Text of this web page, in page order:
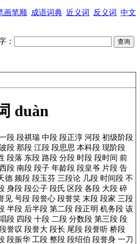
画笔顺 成语词典 近义词 反义词 中文
：
duàn
段 段祺瑞 中段 段正淳 河段 初级阶段
段 那段 江段 段思思 本科段 现阶段
段落 东段 路段 分段 时段 段时间 前
段 南段 段子 年龄段 段皇爷 片段 告
德 频段 段玉芬 三段论 几段 时间段 不
身段 段公子 段氏 区段 各段 大段 碎
见 号段 段誉心 段誉笑 末段 段家 三段
半段 后半段 第二段 段正明 机务段 该
唱段 四段 十段 二段 分数段 第三段 段
誉叹 段誉大 段长 尾段 段誉听 桥段
段振华 工段 整段 段绍伯 段誉身 一刀